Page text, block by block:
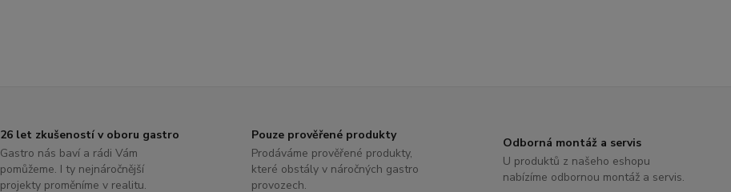
26 let zkušeností v oboru gastro
Gastro nás baví a rádi Vám
pomůžeme. I ty nejnáročnější
projekty proměníme v realitu.
Pouze prověřené produkty
Prodáváme prověřené produkty,
které obstály v náročných gastro
provozech.
Odborná montáž a servis
U produktů z našeho eshopu
nabízíme odbornou montáž a servis.